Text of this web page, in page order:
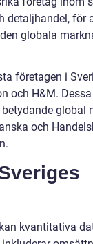
detaljhandel, för
globala
företagen i
och H&M.
global
och
kvantitativa